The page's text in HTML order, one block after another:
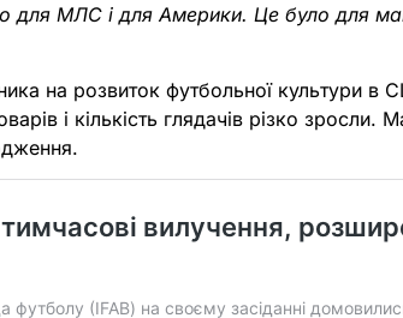
МЛС і для Америки. Це було для
на розвиток футбольної культури в
і кількість глядачів різко зросли.